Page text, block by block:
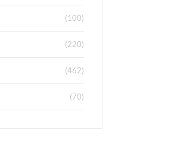
(100)
(220)
(462)
(70)